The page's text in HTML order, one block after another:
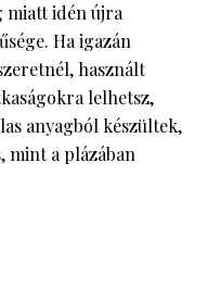
miatt idén újra
Ha igazán
használt
lelhetsz,
anyagból készültek,
mint a plázában